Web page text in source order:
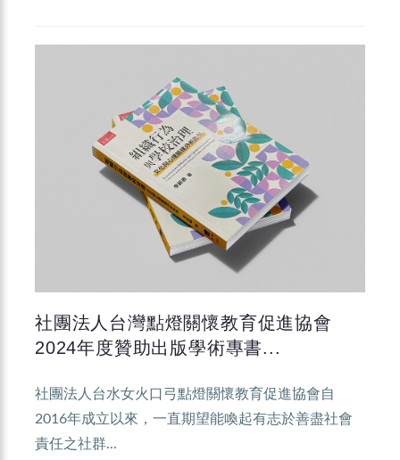
社團法人台灣點燈關懷教育促進協會
2024年度贊助出版學術專書...
社團法人台水女火口弓點燈關懷教育促進協會自
2016年成立以來，一直期望能喚起有志於善盡社會
責任之社群...